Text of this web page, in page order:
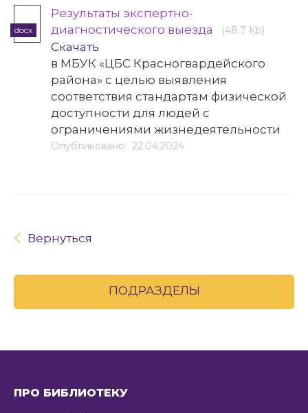
docx
Результаты экспертно-
диагностического выезда
(48.7 Kb)
Скачать
в МБУК «ЦБС Красногвардейского
района» с целью выявления
соответствия стандартам физической
доступности для людей с
ограничениями жизнедеятельности
Опубликовано: 22.04.2024
Вернуться
ПОДРАЗДЕЛЫ
ПРО БИБЛИОТЕКУ